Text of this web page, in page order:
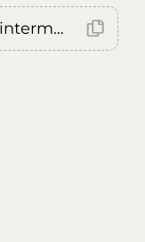
Error: (intermediate value)(intermediate value)(intermediate value).replaceAll is not a function